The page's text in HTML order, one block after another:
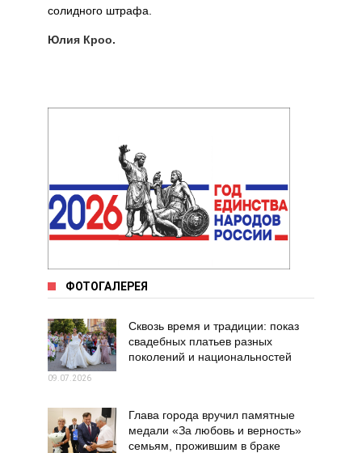
солидного штрафа.
Юлия Кроо.
ФОТОГАЛЕРЕЯ
Сквозь время и традиции: показ
свадебных платьев разных
поколений и национальностей
09.07.2026
Глава города вручил памятные
медали «За любовь и верность»
семьям, прожившим в браке